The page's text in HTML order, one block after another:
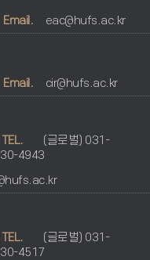
Email. eac@hufs.ac.kr
Email. cir@hufs.ac.kr
TEL.
(글로벌) 031-
4943
TEL.
(글로벌) 031-
4517